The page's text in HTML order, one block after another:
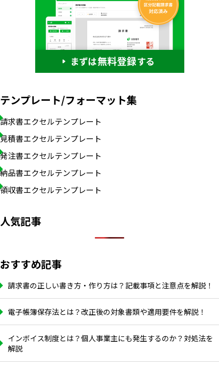
テンプレート/フォーマット集
請求書エクセルテンプレート
見積書エクセルテンプレート
発注書エクセルテンプレート
納品書エクセルテンプレート
領収書エクセルテンプレート
人気記事
おすすめ記事
請求書の正しい書き方・作り方は？記載事項と注意点を解説！
電子帳簿保存法とは？改正後の対象書類や適用要件を解説！
インボイス制度とは？個人事業主にも発生するのか？対処法を
解説